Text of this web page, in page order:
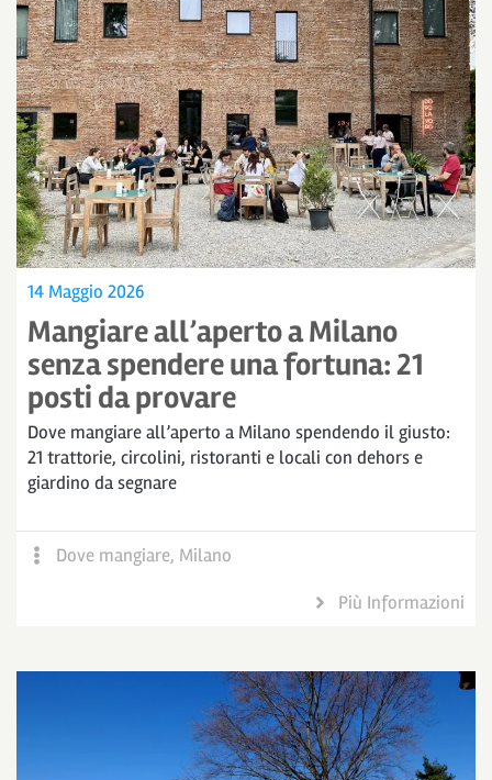
14 Maggio 2026
Mangiare all’aperto a Milano
senza spendere una fortuna: 21
posti da provare
Dove mangiare all’aperto a Milano spendendo il giusto:
21 trattorie, circolini, ristoranti e locali con dehors e
giardino da segnare
Dove mangiare, Milano
Più Informazioni